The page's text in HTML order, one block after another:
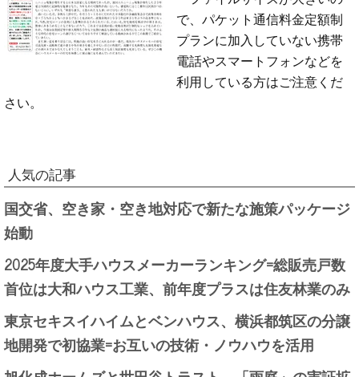
で、パケット通信料金定額制
プランに加入していない携帯
電話やスマートフォンなどを
利用している方はご注意くだ
さい。
人気の記事
国交省、空き家・空き地対応で新たな施策パッケージ
始動
2025年度大手ハウスメーカーランキング=総販売戸数
首位は大和ハウス工業、前年度プラスは住友林業のみ
東京セキスイハイムとベンハウス、横浜都筑区の分譲
地開発で初協業=お互いの技術・ノウハウを活用